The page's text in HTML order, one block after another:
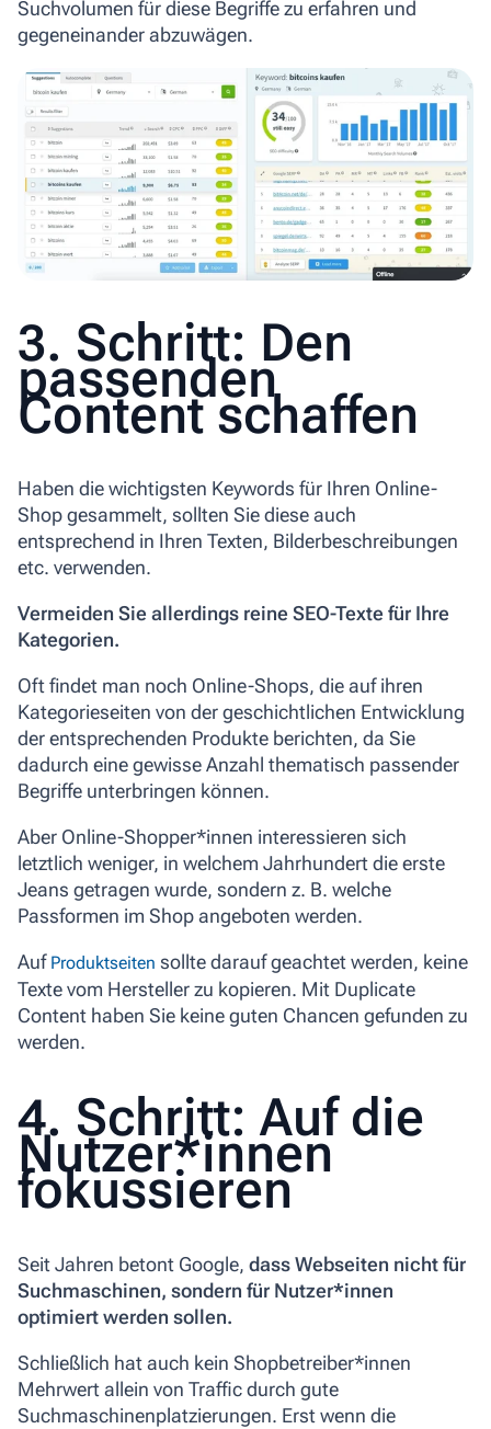
Suchvolumen für diese Begriffe zu erfahren und
gegeneinander abzuwägen.
3. Schritt: Den
passenden
Content schaffen
Haben die wichtigsten Keywords für Ihren Online-
Shop gesammelt, sollten Sie diese auch
entsprechend in Ihren Texten, Bilderbeschreibungen
etc. verwenden.
Vermeiden Sie allerdings reine SEO-Texte für Ihre
Kategorien.
Oft findet man noch Online-Shops, die auf ihren
Kategorieseiten von der geschichtlichen Entwicklung
der entsprechenden Produkte berichten, da Sie
dadurch eine gewisse Anzahl thematisch passender
Begriffe unterbringen können.
Aber Online-Shopper*innen interessieren sich
letztlich weniger, in welchem Jahrhundert die erste
Jeans getragen wurde, sondern z. B. welche
Passformen im Shop angeboten werden.
Auf Produktseiten sollte darauf geachtet werden, keine
Texte vom Hersteller zu kopieren. Mit Duplicate
Content haben Sie keine guten Chancen gefunden zu
werden.
4. Schritt: Auf die
Nutzer*innen
fokussieren
Seit Jahren betont Google, dass Webseiten nicht für
Suchmaschinen, sondern für Nutzer*innen
optimiert werden sollen.
Schließlich hat auch kein Shopbetreiber*innen
Mehrwert allein von Traffic durch gute
Suchmaschinenplatzierungen. Erst wenn die